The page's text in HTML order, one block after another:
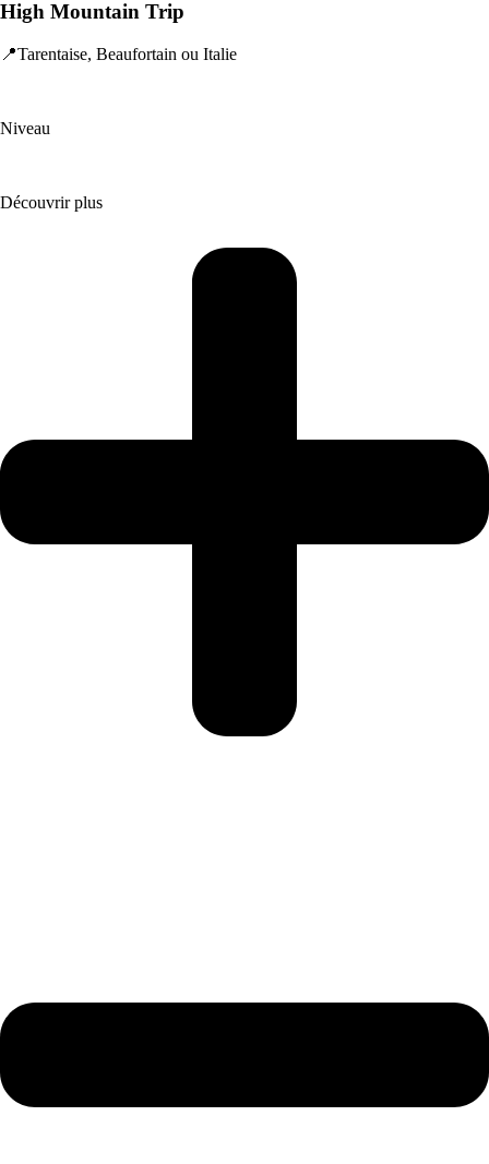
High Mountain Trip
📍Tarentaise, Beaufortain ou Italie
Niveau
Découvrir plus